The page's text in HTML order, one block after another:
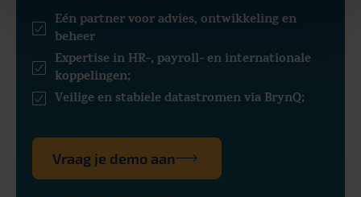
Eén partner voor advies, ontwikkeling en
beheer
Expertise in HR-, payroll- en internationale
koppelingen;
Veilige en stabiele datastromen via BrynQ;
Vraag je demo aan